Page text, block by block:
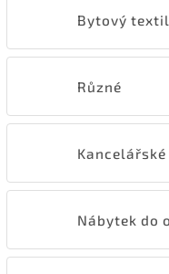
Bytový textil
Různé
Nábytek do